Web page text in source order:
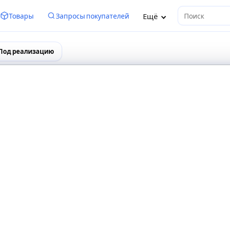
Товары Запросы покупателей Ещё Поиск
реализацию